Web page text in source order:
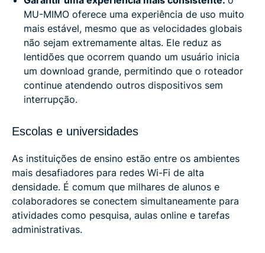
MU-MIMO oferece uma experiência de uso muito
mais estável, mesmo que as velocidades globais
não sejam extremamente altas. Ele reduz as
lentidões que ocorrem quando um usuário inicia
um download grande, permitindo que o roteador
continue atendendo outros dispositivos sem
interrupção.
Escolas e universidades
As instituições de ensino estão entre os ambientes
mais desafiadores para redes Wi-Fi de alta
densidade. É comum que milhares de alunos e
colaboradores se conectem simultaneamente para
atividades como pesquisa, aulas online e tarefas
administrativas.